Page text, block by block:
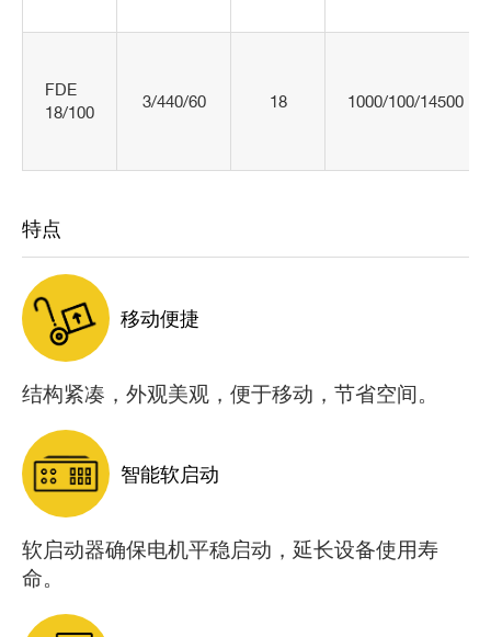
FDE
18/100
3/440/60 18 1000/100/14500
特点
移动便捷
结构紧凑，外观美观，便于移动，节省空间。
智能软启动
软启动器确保电机平稳启动，延长设备使用寿
命。